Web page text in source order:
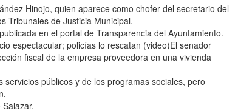
Hinojo, quien aparece como chofer del secretario del
Tribunales de Justicia Municipal.
en el portal de Transparencia del Ayuntamiento.
espectacular; policías lo rescatan (video)El senador
fiscal de la empresa proveedora en una vivienda
públicos y de los programas sociales, pero